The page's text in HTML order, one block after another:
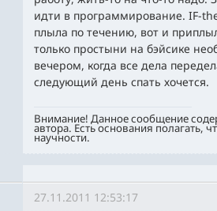
идти в программирование. IF-
плыла по течению, вот и
только простыни на бэйсике
вечером, когда все дела
следующий день спать хочется.
Внимание! Данное сообщение
автора. Есть основания полагать,
научности.
27.11.2011 12:53:17